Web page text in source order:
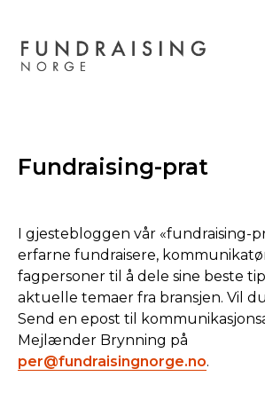
Fundraising-prat
I gjestebloggen vår «fundraising-
erfarne fundraisere,
fagpersoner til å dele sine beste
aktuelle temaer fra bransjen. Vil
Send en epost til
Mejlænder Brynning på
per@fundraisingnorge.no.